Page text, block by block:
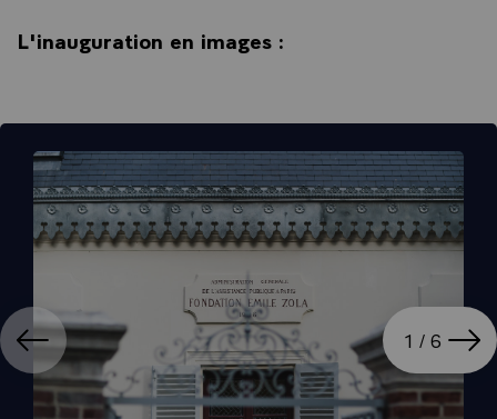
L'inauguration en images :
1 / 6